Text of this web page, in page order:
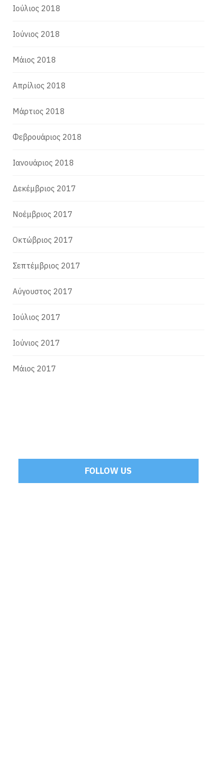
Ιούλιος 2018
Ιούνιος 2018
Μάιος 2018
Απρίλιος 2018
Μάρτιος 2018
Φεβρουάριος 2018
Ιανουάριος 2018
Δεκέμβριος 2017
Νοέμβριος 2017
Οκτώβριος 2017
Σεπτέμβριος 2017
Αύγουστος 2017
Ιούλιος 2017
Ιούνιος 2017
Μάιος 2017
FOLLOW US